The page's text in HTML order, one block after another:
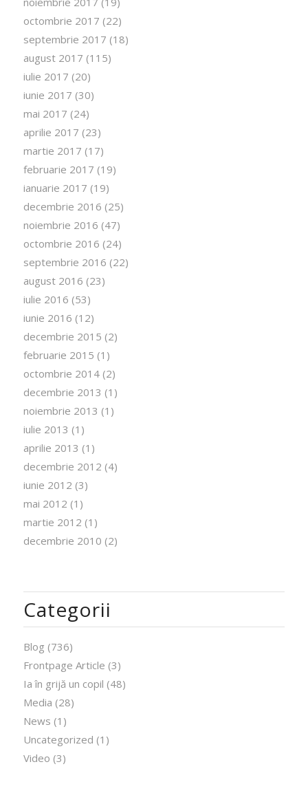
octombrie 2017 (22)
septembrie 2017 (18)
august 2017 (115)
iulie 2017 (20)
iunie 2017 (30)
mai 2017 (24)
aprilie 2017 (23)
martie 2017 (17)
februarie 2017 (19)
ianuarie 2017 (19)
decembrie 2016 (25)
noiembrie 2016 (47)
octombrie 2016 (24)
septembrie 2016 (22)
august 2016 (23)
iulie 2016 (53)
iunie 2016 (12)
decembrie 2015 (2)
februarie 2015 (1)
octombrie 2014(2)
decembrie 2013 (1)
noiembrie 2013 (1)
iulie 2013 (1)
aprilie 2013 (1)
decembrie 2012 (4)
iunie 2012 (3)
mai 2012 (1)
martie 2012 (1)
decembrie 2010 (2)
Categorii
Blog (736)
Frontpage Article (3)
Ia în grijă un copil (48)
Media (28)
News (1)
Uncategorized (1)
Video (3)